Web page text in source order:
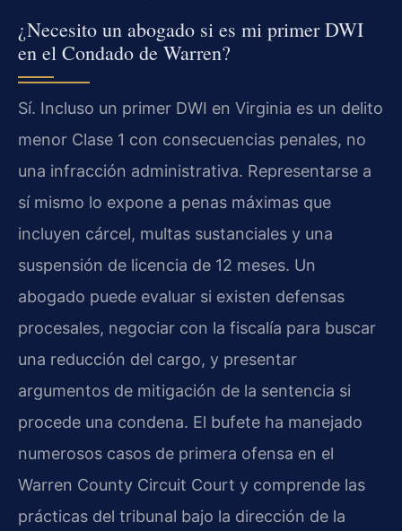
¿Necesito un abogado si es mi primer DWI
en el Condado de Warren?
Sí. Incluso un primer DWI en Virginia es un delito
menor Clase 1 con consecuencias penales, no
una infracción administrativa. Representarse a
sí mismo lo expone a penas máximas que
incluyen cárcel, multas sustanciales y una
suspensión de licencia de 12 meses. Un
abogado puede evaluar si existen defensas
procesales, negociar con la fiscalía para buscar
una reducción del cargo, y presentar
argumentos de mitigación de la sentencia si
procede una condena. El bufete ha manejado
numerosos casos de primera ofensa en el
Warren County Circuit Court y comprende las
prácticas del tribunal bajo la dirección de la